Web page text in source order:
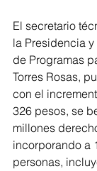
El secretario
la Presidencia
de Programas
Torres Rosas,
con el
326 pesos, se
millones
incorporando a
personas,